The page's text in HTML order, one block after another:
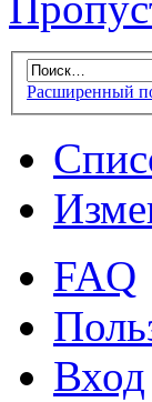
Расширенный
FAQ
Вход